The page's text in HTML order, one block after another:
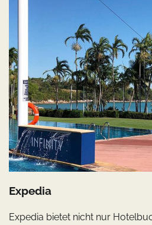
Expedia
Expedia bietet nicht nur